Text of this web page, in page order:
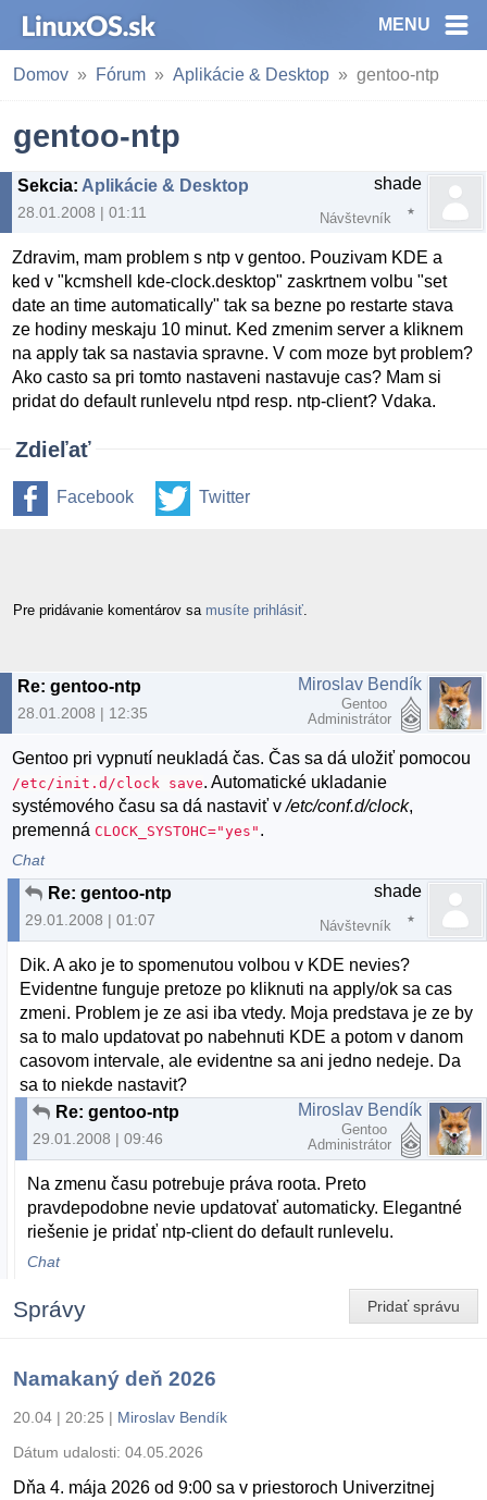
MENU
Domov Fórum Aplikácie & Desktop gentoo-ntp
gentoo-ntp
Sekcia: Aplikácie & Desktop
28.01.2008 | 01:11
shade
Návštevník
Zdravim, mam problem s ntp v gentoo. Pouzivam KDE a
ked v "kcmshell kde-clock.desktop" zaskrtnem volbu "set
date an time automatically" tak sa bezne po restarte stava
ze hodiny meskaju 10 minut. Ked zmenim server a kliknem
na apply tak sa nastavia spravne. V com moze byt problem?
Ako casto sa pri tomto nastaveni nastavuje cas? Mam si
pridat do default runlevelu ntpd resp. ntp-client? Vdaka.
Zdieľať
Facebook Twitter
Pre pridávanie komentárov sa musíte prihlásiť
Re: gentoo-ntp
28.01.2008 | 12:35
Miroslav Bendík
Gentoo
Administrátor
Gentoo pri vypnutí neukladá čas. Čas sa dá uložiť pomocou
/etc/init.d/clock save. Automatické ukladanie
systémového času sa dá nastaviť v/etc/conf.d/clock,
premennáCLOCK_SYSTOHC="yes" .
Chat
Re: gentoo-ntp
29.01.2008 | 01:07
shade
Návštevník
Dik. A ako je to spomenutou volbou v KDE nevies?
Evidentne funguje pretoze po kliknuti na apply/ok sa cas
zmeni. Problem je ze asi iba vtedy. Moja predstava je ze by
sa to malo updatovat po nabehnuti KDE a potom v danom
casovom intervale, ale evidentne sa ani jedno nedeje. Da
sa to niekde nastavit?
Re: gentoo-ntp
29.01.2008 | 09:46
Miroslav Bendík
Gentoo
Administrátor
Na zmenu času potrebuje práva roota. Preto
pravdepodobne nevie updatovať automaticky. Elegantné
riešenie je pridať ntp-client do default runlevelu.
Chat
Pridať správu
Správy
Namakaný deň 2026
20.04 | 20:25 | Miroslav Bendík
Dátum udalosti: 04.05.2026
Dňa 4. mája 2026 od 9:00 sa v priestoroch Univerzitnej